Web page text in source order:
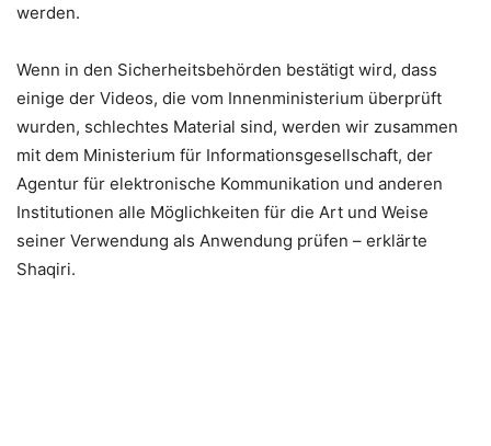
werden.
Wenn in den Sicherheitsbehörden bestätigt wird, dass
einige der Videos, die vom Innenministerium überprüft
wurden, schlechtes Material sind, werden wir zusammen
mit dem Ministerium für Informationsgesellschaft, der
Agentur für elektronische Kommunikation und anderen
Institutionen alle Möglichkeiten für die Art und Weise
seiner Verwendung als Anwendung prüfen – erklärte
Shaqiri.